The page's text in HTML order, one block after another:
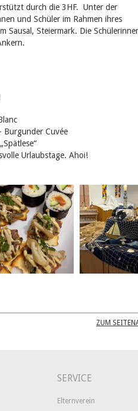
durch die 3HF. Unter der
und Schüler im Rahmen ihres
Sausal, Steiermark. Die
Burgunder Cuvée
Urlaubstage. Ahoi!
ZUM
SERVICE
Elternverein